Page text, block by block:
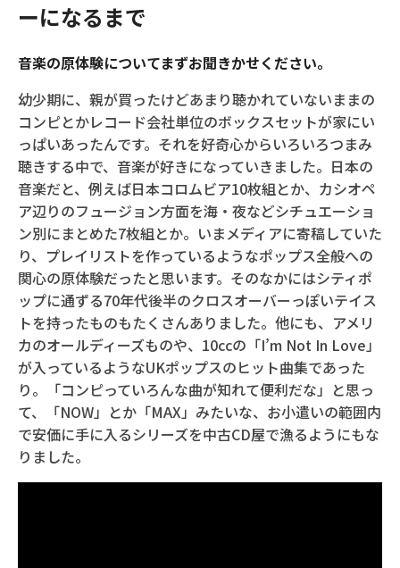
ーになるまで
音楽の原体験についてまずお聞きかせください。
幼少期に、親が買ったけどあまり聴かれていないままの
コンピとかレコード会社単位のボックスセットが家にい
っぱいあったんです。それを好奇心からいろいろつまみ
聴きする中で、音楽が好きになっていきました。日本の
音楽だと、例えば日本コロムビア10枚組とか、カシオペ
ア辺りのフュージョン方面を海・夜などシチュエーショ
ン別にまとめた7枚組とか。いまメディアに寄稿していた
り、プレイリストを作っているようなポップス全般への
関心の原体験だったと思います。そのなかにはシティポ
ップに通ずる70年代後半のクロスオーバーっぽいテイス
トを持ったものもたくさんありました。他にも、アメリ
カのオールディーズものや、10ccの「I’m Not In Love」
が入っているようなUKポップスのヒット曲集であった
り。「コンピっていろんな曲が知れて便利だな」と思っ
て、「NOW」とか「MAX」みたいな、お小遣いの範囲内
で安価に手に入るシリーズを中古CD屋で漁るようにもな
りました。